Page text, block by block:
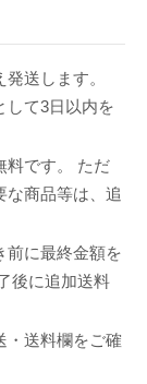
送します。
して3日以内を
料です。 ただ
な商品等は、追
前に最終金額を
後に追加送料
・送料欄をご確